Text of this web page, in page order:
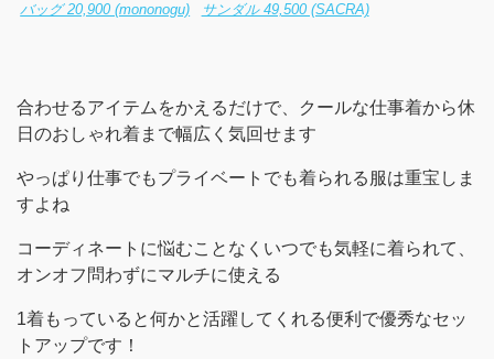
バッグ 20,900 (mononogu) サンダル 49,500 (SACRA)
合わせるアイテムをかえるだけで、クールな仕事着から休
日のおしゃれ着まで幅広く気回せます
やっぱり仕事でもプライベートでも着られる服は重宝しま
すよね
コーディネートに悩むことなくいつでも気軽に着られて、
オンオフ問わずにマルチに使える
1着もっていると何かと活躍してくれる便利で優秀なセッ
トアップです！